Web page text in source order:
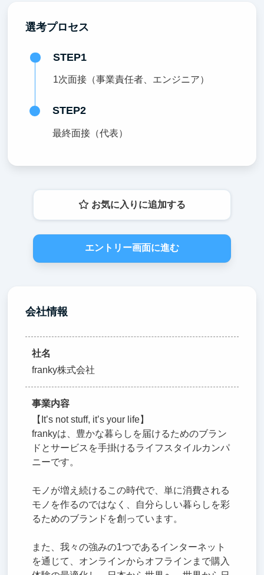
選考プロセス
STEP1
1次面接（事業責任者、エンジニア）
STEP2
最終面接（代表）
お気に入りに追加する
エントリー画面に進む
会社情報
社名
franky株式会社
事業内容
【It’s not stuff, it’s your life】
frankyは、豊かな暮らしを届けるためのブラン
ドとサービスを手掛けるライフスタイルカンパ
ニーです。
モノが増え続けるこの時代で、単に消費される
モノを作るのではなく、自分らしい暮らしを彩
るためのブランドを創っています。
また、我々の強みの1つであるインターネット
を通じて、オンラインからオフラインまで購入